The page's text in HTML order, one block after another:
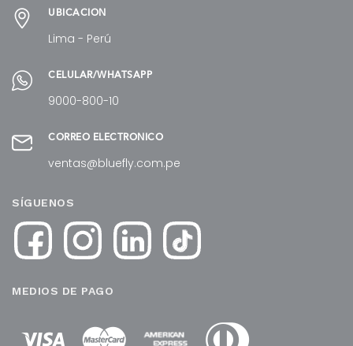
UBICACIÓN
Lima - Perú
CELULAR/WHATSAPP
9000-800-10
CORREO ELECTRÓNICO
ventas@bluefly.com.pe
SÍGUENOS
MEDIOS DE PAGO